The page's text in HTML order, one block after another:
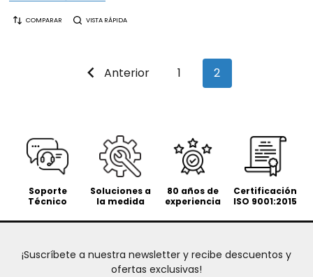
COMPARAR VISTA RÁPIDA
Anterior 1 2
Soporte
Técnico
Soluciones a
la medida
80 años de
experiencia
Certificación
ISO 9001:2015
¡Suscríbete a nuestra newsletter y recibe descuentos y
ofertas exclusivas!